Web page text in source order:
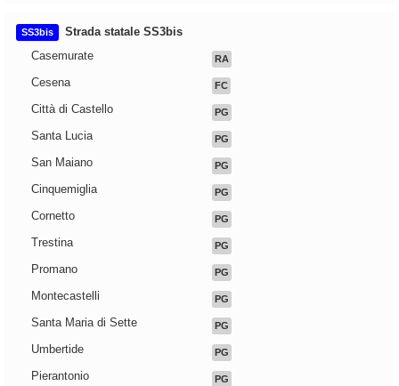
SS3bis
Strada statale SS3bis
Casemurate
RA
Cesena FC
Città di Castello PG
Santa Lucia PG
San Maiano PG
Cinquemiglia PG
Cornetto PG
Trestina PG
Promano PG
Montecastelli PG
Santa Maria di Sette PG
Umbertide PG
Pierantonio PG